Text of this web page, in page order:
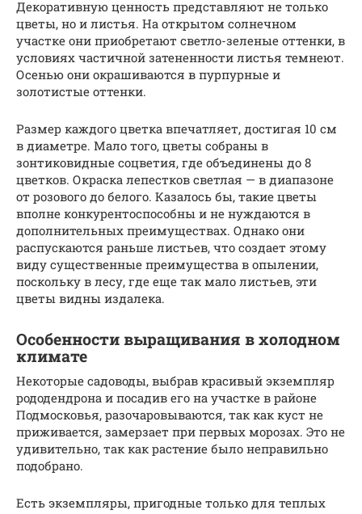
Декоративную ценность представляют не только
цветы, но и листья. На открытом солнечном
участке они приобретают светло-зеленые оттенки, в
условиях частичной затененности листья темнеют.
Осенью они окрашиваются в пурпурные и
золотистые оттенки.
Размер каждого цветка впечатляет, достигая 10 см
в диаметре. Мало того, цветы собраны в
зонтиковидные соцветия, где объединены до 8
цветков. Окраска лепестков светлая — в диапазоне
от розового до белого. Казалось бы, такие цветы
вполне конкурентоспособны и не нуждаются в
дополнительных преимуществах. Однако они
распускаются раньше листьев, что создает этому
виду существенные преимущества в опылении,
поскольку в лесу, где еще так мало листьев, эти
цветы видны издалека.
Особенности выращивания в холодном
климате
Некоторые садоводы, выбрав красивый экземпляр
рододендрона и посадив его на участке в районе
Подмосковья, разочаровываются, так как куст не
приживается, замерзает при первых морозах. Это не
удивительно, так как растение было неправильно
подобрано.
Есть экземпляры, пригодные только для теплых